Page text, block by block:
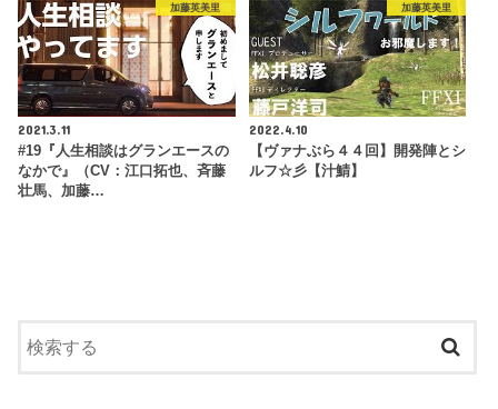
加藤英美里
2021.3.11
#19『人生相談はグランエースの
なかで』（CV：江口拓也、斉藤
壮馬、加藤…
加藤英美里
2022.4.10
【ヴァナぶら４４回】開発陣とシ
ルフ☆彡【汁鯖】